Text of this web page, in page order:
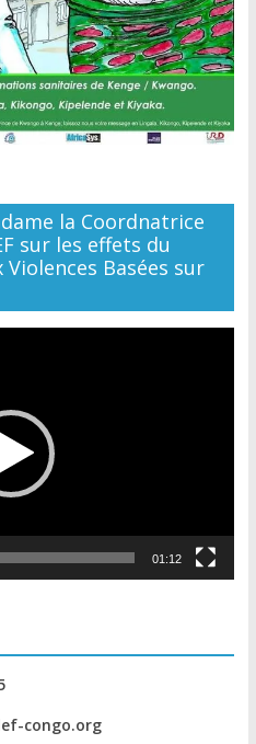
la Coordnatrice
sur les effets du
Basées sur
01:12
congo.org